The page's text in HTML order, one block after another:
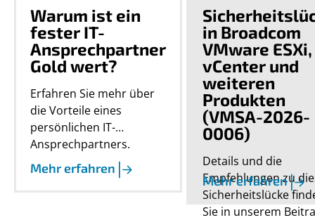
Warum ist ein
fester IT-
Ansprechpartner
Gold wert?
Erfahren Sie mehr über
die Vorteile eines
persönlichen IT-
Ansprechpartners.
Mehr erfahren
in Broadcom
VMware ESXi,
vCenter und
weiteren
Produkten
(VMSA-2026-
0006)
Details und die
Empfehlungen zu
Sicherheitslücke
Sie in unserem
Mehr erfahren